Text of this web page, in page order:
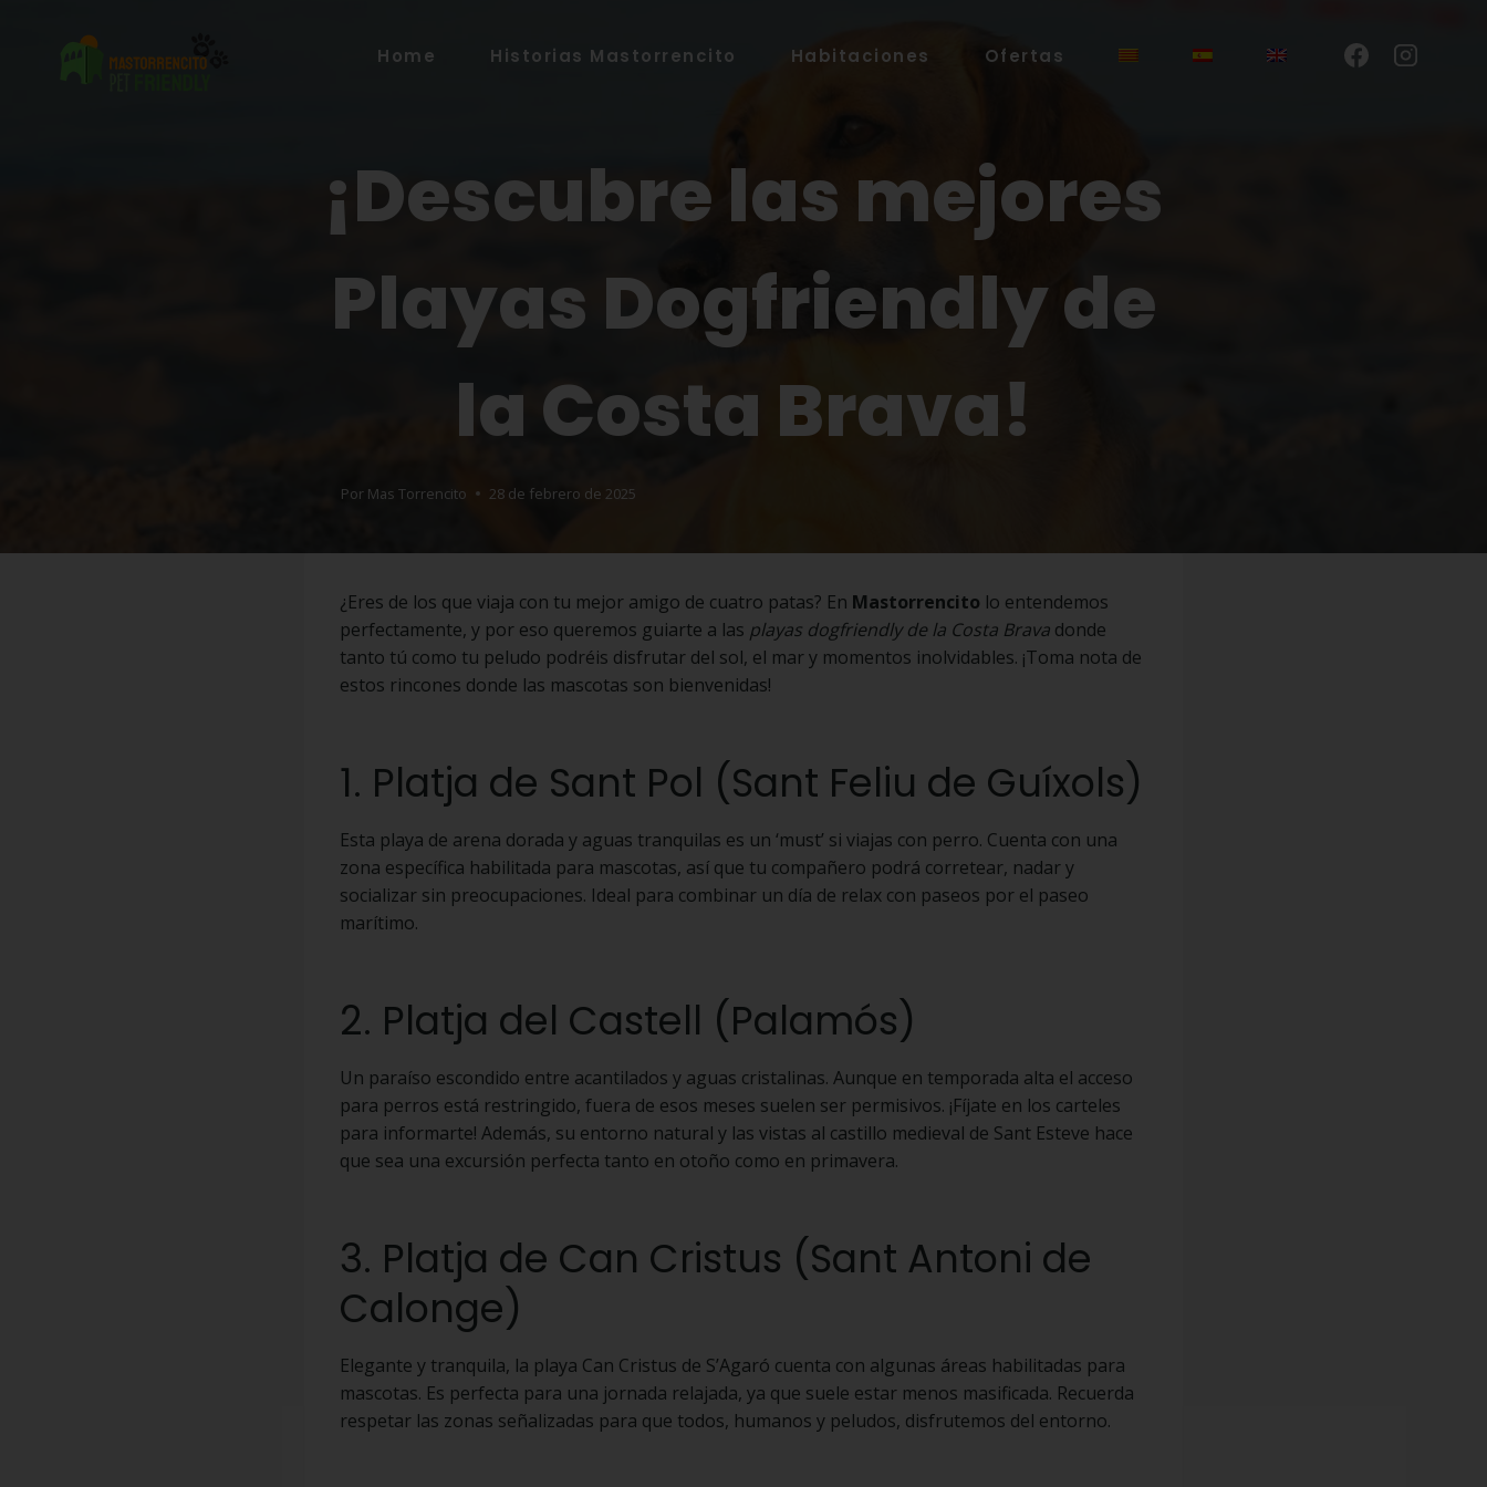
Home Historias Mastorrencito Habitaciones Ofertas
¡Descubre las mejores
Playas Dogfriendly de
la Costa Brava!
Por Mas Torrencito 28 de febrero de 2025
¿Eres de los que viaja con tu mejor amigo de cuatro patas? En Mastorrencito lo entendemos
perfectamente, y por eso queremos guiarte a las playas dogfriendly de la Costa Brava donde
tanto tú como tu peludo podréis disfrutar del sol, el mar y momentos inolvidables. ¡Toma nota de
estos rincones donde las mascotas son bienvenidas!
1. Platja de Sant Pol (Sant Feliu de Guíxols)
Esta playa de arena dorada y aguas tranquilas es un ‘must’ si viajas con perro. Cuenta con una
zona específica habilitada para mascotas, así que tu compañero podrá corretear, nadar y
socializar sin preocupaciones. Ideal para combinar un día de relax con paseos por el paseo
marítimo.
2. Platja del Castell (Palamós)
Un paraíso escondido entre acantilados y aguas cristalinas. Aunque en temporada alta el acceso
para perros está restringido, fuera de esos meses suelen ser permisivos. ¡Fíjate en los carteles
para informarte! Además, su entorno natural y las vistas al castillo medieval de Sant Esteve hace
que sea una excursión perfecta tanto en otoño como en primavera.
3. Platja de Can Cristus (Sant Antoni de
Calonge)
Elegante y tranquila, la playa Can Cristus de S’Agaró cuenta con algunas áreas habilitadas para
mascotas. Es perfecta para una jornada relajada, ya que suele estar menos masificada. Recuerda
respetar las zonas señalizadas para que todos, humanos y peludos, disfrutemos del entorno.